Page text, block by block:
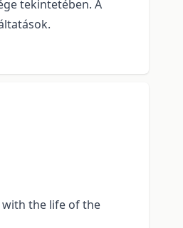
tekintetében. A
with the life of the